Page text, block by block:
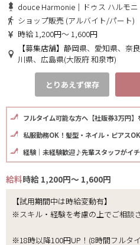
douce Harmonie｜ドゥス ハルモニ
ショップ販売 (アルバイト/パート)
時給 1,200円～ 1,600円
【募集店舗】静岡県、愛知県、奈
川県、広島県(大阪府 和泉市)
とりあえず保存
フルタイム可能な方へ【社販券3万円】
私服勤務OK！髪型・ネイル・ピアス
経験｜未経験歓迎♪先輩スタッフがイチ
給料時給 1,200円～ 1,600円
【試用期間中は時給変動有】
※スキル・経験を考慮の上でご相談
※18時以降100円UP！(8時間フルタ